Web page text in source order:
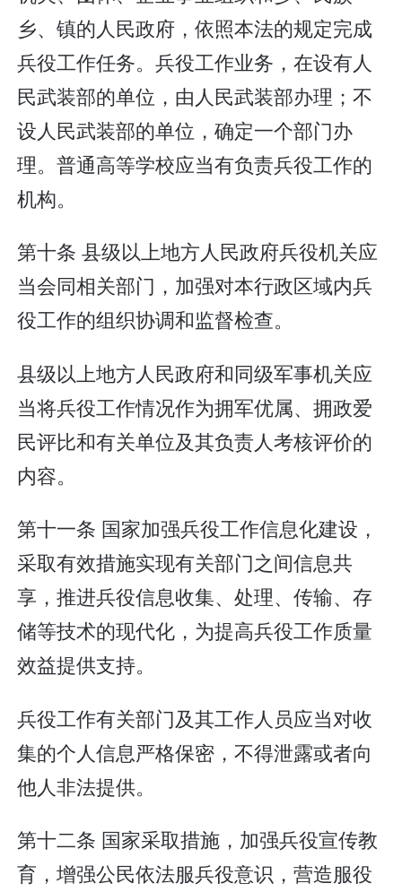
乡、镇的人民政府，依照本法的规定完成
兵役工作任务。兵役工作业务，在设有人
民武装部的单位，由人民武装部办理；不
设人民武装部的单位，确定一个部门办
理。普通高等学校应当有负责兵役工作的
机构。
第十条 县级以上地方人民政府兵役机关应
当会同相关部门，加强对本行政区域内兵
役工作的组织协调和监督检查。
县级以上地方人民政府和同级军事机关应
当将兵役工作情况作为拥军优属、拥政爱
民评比和有关单位及其负责人考核评价的
内容。
第十一条 国家加强兵役工作信息化建设，
采取有效措施实现有关部门之间信息共
享，推进兵役信息收集、处理、传输、存
储等技术的现代化，为提高兵役工作质量
效益提供支持。
兵役工作有关部门及其工作人员应当对收
集的个人信息严格保密，不得泄露或者向
他人非法提供。
第十二条 国家采取措施，加强兵役宣传教
育，增强公民依法服兵役意识，营造服役